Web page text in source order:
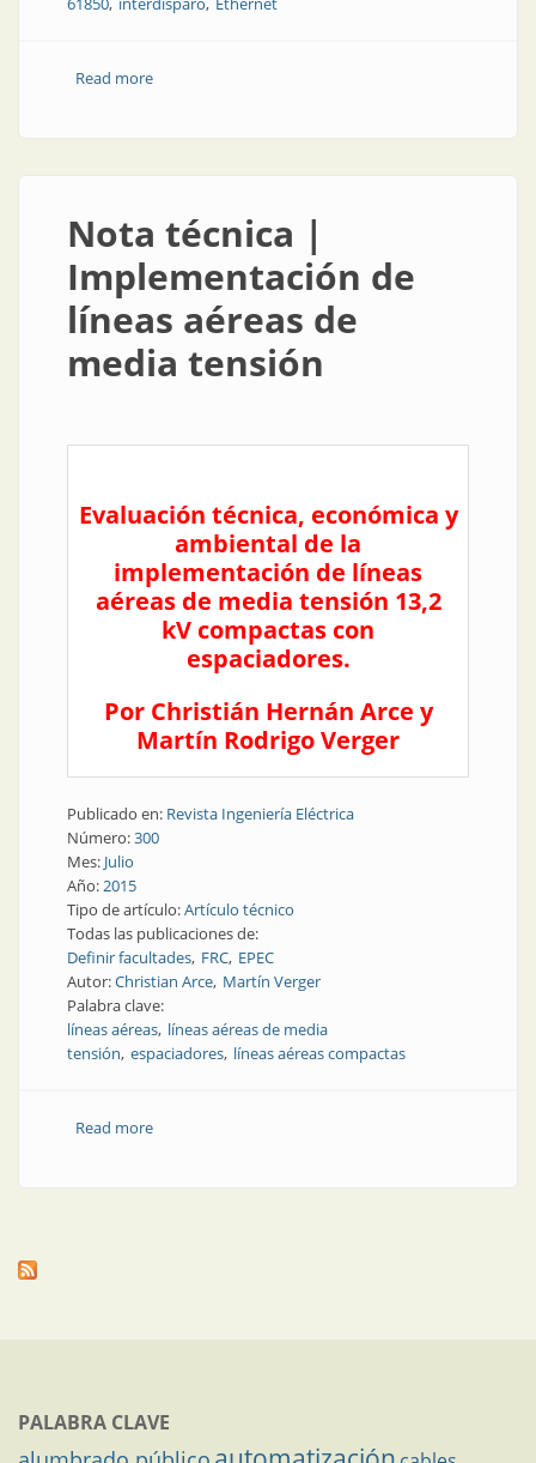
Read moreabout Nuevos conceptos en diseños de sistemas de
Nota técnica |
Implementación de
líneas aéreas de
media tensión
Evaluación técnica, económica y
ambiental de la
implementación de líneas
aéreas de media tensión 13,2
kV compactas con
espaciadores.
Por Christián Hernán Arce y
Martín Rodrigo Verger
Publicado en: Revista Ingeniería Eléctrica
Número:300
Mes: Julio
Año:2015
Tipo de artículo:Artículo técnico
Todas las publicaciones de:
Definir facultades FRC EPEC
Autor:Christian Arce Martín Verger
Palabra clave:
líneas aéreas líneas aéreas de media
tensión espaciadores líneas aéreas compactas
Read moreabout Nota técnica | Implementación de líneas
PALABRA CLAVE